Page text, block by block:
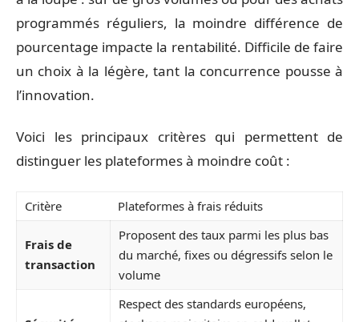
programmés réguliers, la moindre différence de
pourcentage impacte la rentabilité. Difficile de faire
un choix à la légère, tant la concurrence pousse à
l’innovation.
Voici les principaux critères qui permettent de
distinguer les plateformes à moindre coût :
Critère Plateformes à frais réduits
Frais de
transaction
Proposent des taux parmi les plus bas
du marché, fixes ou dégressifs selon le
volume
Respect des standards européens,